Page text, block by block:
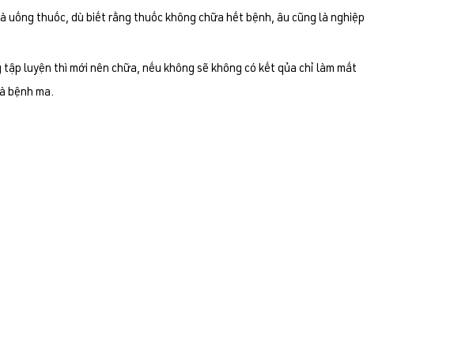
thuốc, dù biết rằng thuốc không chữa hết bệnh, âu cũng là nghiệp
luyện thì mới nên chữa, nếu không sẽ không có kết qủa chỉ làm mất
bệnh ma.